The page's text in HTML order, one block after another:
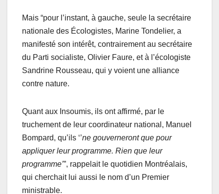
Mais “pour l’instant, à gauche, seule la secrétaire
nationale des Écologistes, Marine Tondelier, a
manifesté son intérêt, contrairement au secrétaire
du Parti socialiste, Olivier Faure, et à l’écologiste
Sandrine Rousseau, qui y voient une alliance
contre nature.
Quant aux Insoumis, ils ont affirmé, par le
truchement de leur coordinateur national, Manuel
Bompard, qu’ils ‘’ne gouverneront que pour
appliquer leur programme. Rien que leur
programme’”, rappelait le quotidien Montréalais,
qui cherchait lui aussi le nom d’un Premier
ministrable.